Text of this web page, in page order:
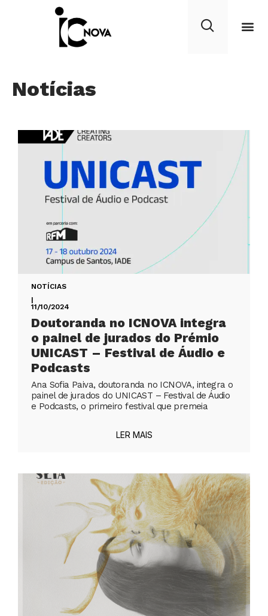
Notícias
NOTÍCIAS
|
11/10/2024
Doutoranda no ICNOVA integra
o painel de jurados do Prémio
UNICAST – Festival de Áudio e
Podcasts
Ana Sofia Paiva, doutoranda no ICNOVA, integra o
painel de jurados do UNICAST – Festival de Áudio
e Podcasts, o primeiro festival que premeia
LER MAIS